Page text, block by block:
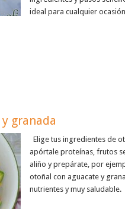
ideal para cualquier
granada
Elige tus ingredientes de
apórtale proteínas, frutos
aliño y prepárate, por
otoñal con aguacate y
nutrientes y muy saludable.